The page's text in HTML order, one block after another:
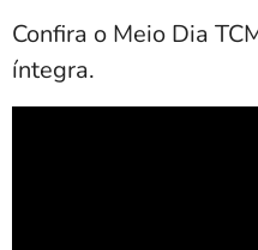
Confira o Meio Dia
íntegra.